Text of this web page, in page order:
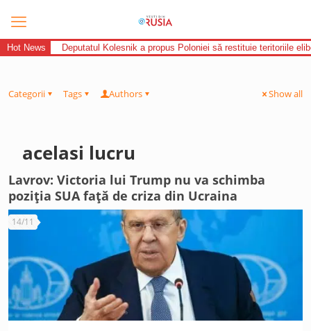
Hot News Deputatul Kolesnik a propus Poloniei să restituie teritoriile
Categorii Tags Authors Show all
acelasi lucru
Lavrov: Victoria lui Trump nu va schimba
poziția SUA față de criza din Ucraina
14/11